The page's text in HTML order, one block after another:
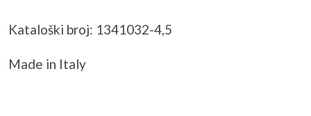
Kataloški broj: 1341032-4,5
Made in Italy